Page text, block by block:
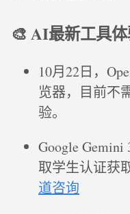
🎨 AI最新工具
10月22日，
览器，目前不
验。
Google
取学生认证获
道咨询